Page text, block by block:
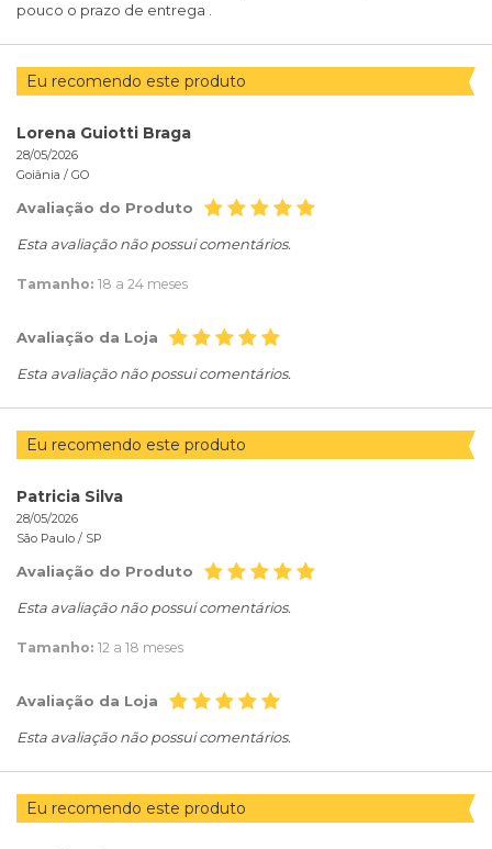
pouco o prazo de entrega .
Eu recomendo este produto
Lorena Guiotti Braga
28/05/2026
Goiânia / GO
Avaliação do Produto
Esta avaliação não possui comentários.
Tamanho: 18 a 24 meses
Avaliação da Loja
Esta avaliação não possui comentários.
Eu recomendo este produto
Patricia Silva
28/05/2026
São Paulo / SP
Avaliação do Produto
Esta avaliação não possui comentários.
Tamanho: 12 a 18 meses
Avaliação da Loja
Esta avaliação não possui comentários.
Eu recomendo este produto